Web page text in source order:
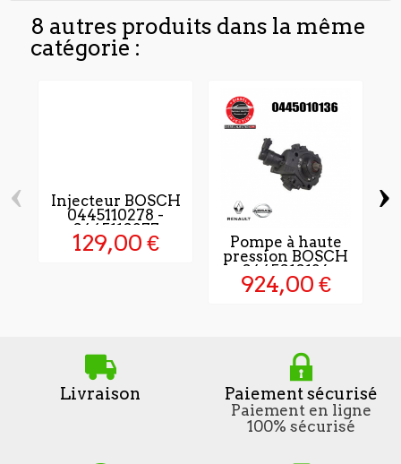
8 autres produits dans la même
catégorie :
Injecteur BOSCH
0445110278 -
0445110277
129,00 €
Pompe à haute
pression BOSCH
0445010136
Neuve
924,00 €
‹ ›
Livraison Paiement sécurisé
Paiement en ligne
100% sécurisé